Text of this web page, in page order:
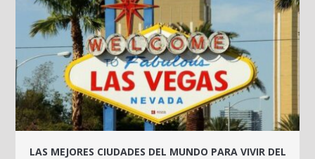
LAS MEJORES CIUDADES DEL MUNDO PARA VIVIR DEL